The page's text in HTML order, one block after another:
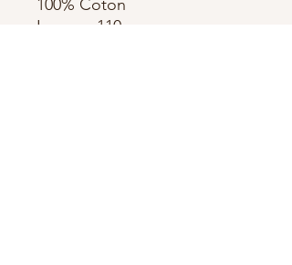
100% Coton
Largeur 110cm